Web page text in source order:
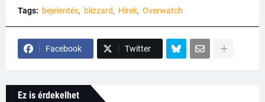
Tags: bejelentés blizzard Hírek Overwatch
Facebook Twitter
Ez is érdekelhet